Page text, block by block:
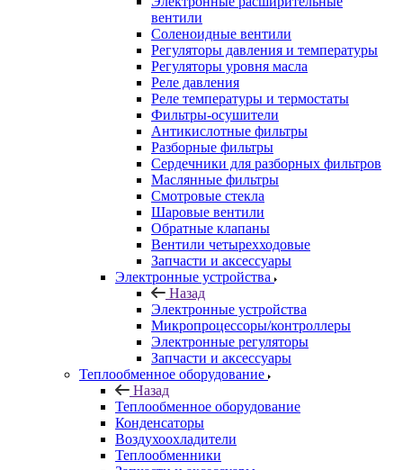
вентили
Соленоидные вентили
Регуляторы давления и температуры
Регуляторы уровня масла
Реле давления
Реле температуры и термостаты
Фильтры-осушители
Антикислотные фильтры
Разборные фильтры
Сердечники для разборных фильтров
Маслянные фильтры
Смотровые стекла
Шаровые вентили
Обратные клапаны
Вентили четырехходовые
Запчасти и аксессуары
Электронные устройства
Назад
Электронные устройства
Микропроцессоры/контроллеры
Электронные регуляторы
Запчасти и аксессуары
Теплообменное оборудование
Назад
Теплообменное оборудование
Конденсаторы
Воздухоохладители
Теплообменники